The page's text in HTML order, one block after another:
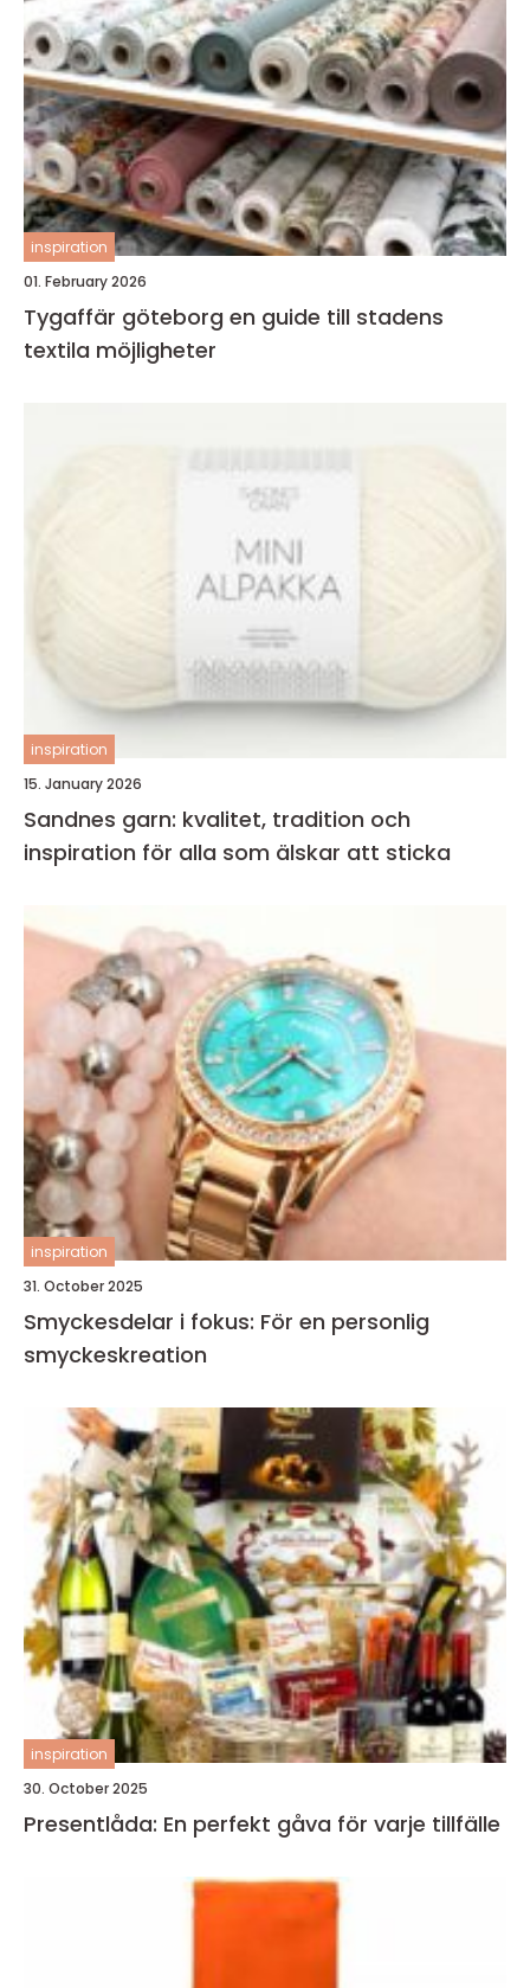
inspiration
01. February 2026
Tygaffär göteborg en guide till stadens
textila möjligheter
inspiration
15. January 2026
Sandnes garn: kvalitet, tradition och
inspiration för alla som älskar att sticka
inspiration
31. October 2025
Smyckesdelar i fokus: För en personlig
smyckeskreation
inspiration
30. October 2025
Presentlåda: En perfekt gåva för varje tillfälle